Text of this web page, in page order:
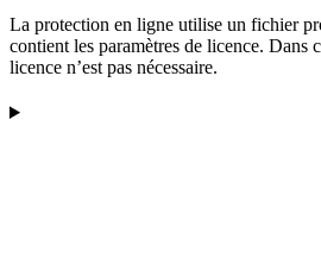
La protection en ligne utilise un fichier
contient les paramètres de licence. Dans
licence n’est pas nécessaire.